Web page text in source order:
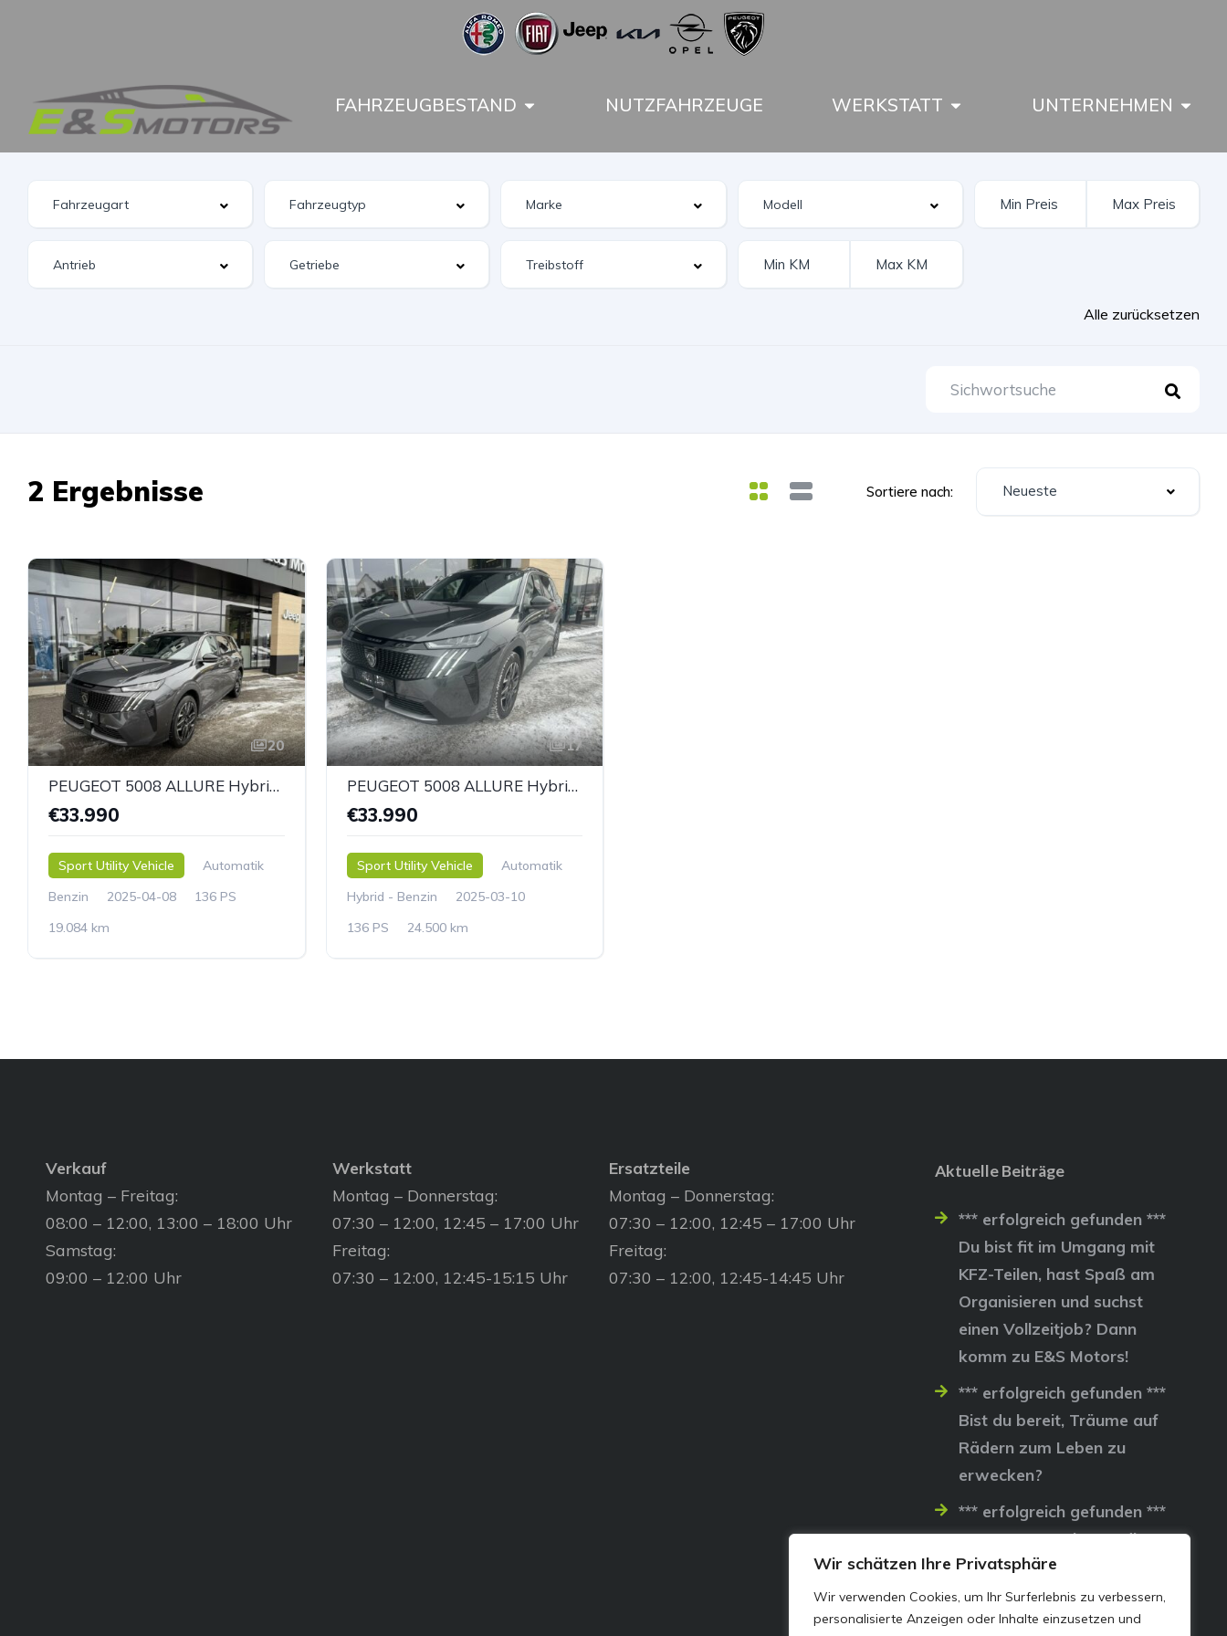
Wir schätzen Ihre Privatsphäre
Wir verwenden Cookies, um Ihr Surferlebnis zu verbessern,
personalisierte Anzeigen oder Inhalte einzusetzen und
FAHRZEUGBESTAND NUTZFAHRZEUGE WERKSTATT UNTERNEHMEN
Alle zurücksetzen
2 Ergebnisse Sortiere nach: Neueste
20
PEUGEOT 5008 ALLURE Hybrid 145 e-DCS6
€33.990
Sport Utility Vehicle
Automatik
Benzin
2025-04-08
136 PS
19.084 km
17
PEUGEOT 5008 ALLURE Hybrid 145 e-DCS6
€33.990
Sport Utility Vehicle
Automatik
Hybrid - Benzin
2025-03-10
136 PS
24.500 km
Verkauf
Montag – Freitag:
08:00 – 12:00, 13:00 – 18:00 Uhr
Samstag:
09:00 – 12:00 Uhr
Werkstatt
Montag – Donnerstag:
07:30 – 12:00, 12:45 – 17:00 Uhr
Freitag:
07:30 – 12:00, 12:45-15:15 Uhr
Ersatzteile
Montag – Donnerstag:
07:30 – 12:00, 12:45 – 17:00 Uhr
Freitag:
07:30 – 12:00, 12:45-14:45 Uhr
Aktuelle Beiträge
*** erfolgreich gefunden ***
Du bist fit im Umgang mit
KFZ-Teilen, hast Spaß am
Organisieren und suchst
einen Vollzeitjob? Dann
komm zu E&S Motors!
*** erfolgreich gefunden ***
Bist du bereit, Träume auf
Rädern zum Leben zu
erwecken?
*** erfolgreich gefunden ***
Lass uns gemeinsam die
Straßen erobern…